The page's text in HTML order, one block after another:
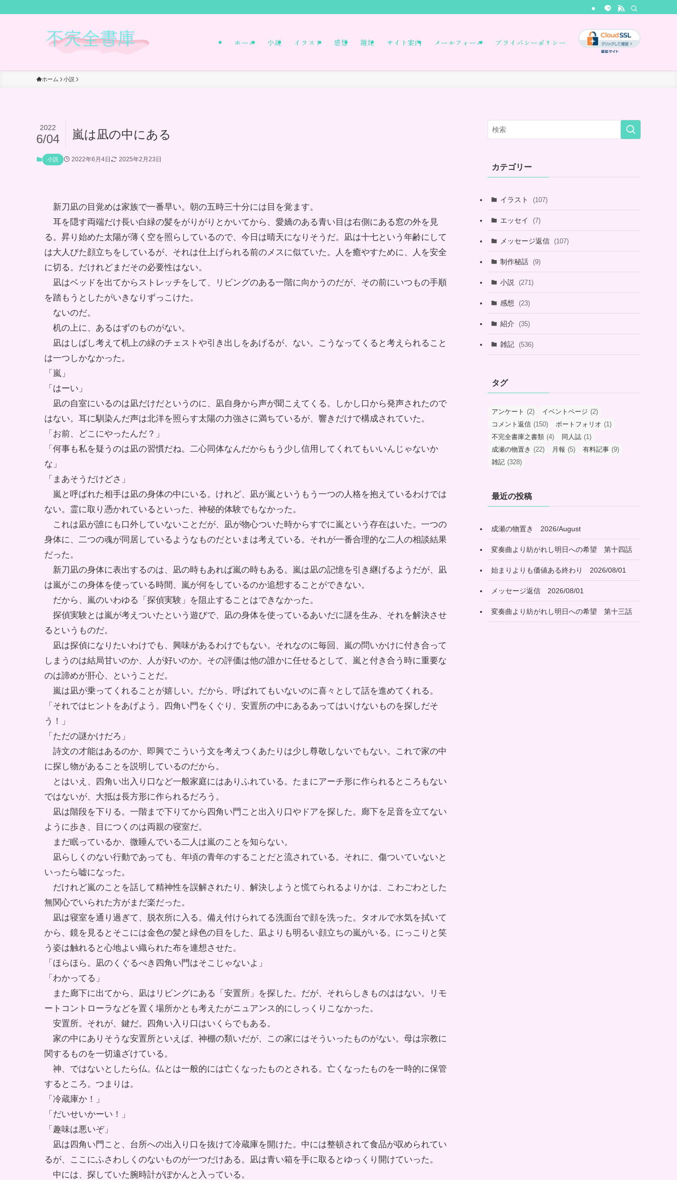
ホーム 小説 イラスト 感想 雑記 サイト案内 メールフォーム プライバシーポリシー
ホーム 小説
嵐は凪の中にある
2022
6/04
小説 2022年6月4日 2025年2月23日
新刀凪の目覚めは家族で一番早い。朝の五時三十分には目を覚ます。
耳を隠す両端だけ長い白緑の髪をがりがりとかいてから、愛嬌のある青い目は右側にある窓の外を見
る。昇り始めた太陽が薄く空を照らしているので、今日は晴天になりそうだ。凪は十七という年齢にして
は大人びた顔立ちをしているが、それは仕上げられる前のメスに似ていた。人を癒やすために、人を安全
に切る。だけれどまだその必要性はない。
凪はベッドを出てからストレッチをして、リビングのある一階に向かうのだが、その前にいつもの手順
を踏もうとしたがいきなりずっこけた。
ないのだ。
机の上に、あるはずのものがない。
凪はしばし考えて机上の緑のチェストや引き出しをあげるが、ない。こうなってくると考えられること
は一つしかなかった。
「嵐」
「はーい」
凪の自室にいるのは凪だけだというのに、凪自身から声が聞こえてくる。しかし口から発声されたので
はない。耳に馴染んだ声は北洋を照らす太陽の力強さに満ちているが、響きだけで構成されていた。
「お前、どこにやったんだ？」
「何事も私を疑うのは凪の習慣だね。二心同体なんだからもう少し信用してくれてもいいんじゃないか
な」
「まあそうだけどさ」
嵐と呼ばれた相手は凪の身体の中にいる。けれど、凪が嵐というもう一つの人格を抱えているわけでは
ない。霊に取り憑かれているといった、神秘的体験でもなかった。
これは凪が誰にも口外していないことだが、凪が物心ついた時からすでに嵐という存在はいた。一つの
身体に、二つの魂が同居しているようなものだといまは考えている。それが一番合理的な二人の相談結果
だった。
新刀凪の身体に表出するのは、凪の時もあれば嵐の時もある。嵐は凪の記憶を引き継げるようだが、凪
は嵐がこの身体を使っている時間、嵐が何をしているのか追想することができない。
だから、嵐のいわゆる「探偵実験」を阻止することはできなかった。
探偵実験とは嵐が考えついたという遊びで、凪の身体を使っているあいだに謎を生み、それを解決させ
るというものだ。
凪は探偵になりたいわけでも、興味があるわけでもない。それなのに毎回、嵐の問いかけに付き合って
しまうのは結局甘いのか、人が好いのか。その評価は他の誰かに任せるとして、嵐と付き合う時に重要な
のは諦めが肝心、ということだ。
嵐は凪が乗ってくれることが嬉しい。だから、呼ばれてもいないのに喜々として話を進めてくれる。
「それではヒントをあげよう。四角い門をくぐり、安置所の中にあるあってはいけないものを探しだそ
う！」
「ただの謎かけだろ」
詩文の才能はあるのか、即興でこういう文を考えつくあたりは少し尊敬しないでもない。これで家の中
に探し物があることを説明しているのだから。
とはいえ、四角い出入り口など一般家庭にはありふれている。たまにアーチ形に作られるところもない
ではないが、大抵は長方形に作られるだろう。
凪は階段を下りる。一階まで下りてから四角い門こと出入り口やドアを探した。廊下を足音を立てない
ように歩き、目につくのは両親の寝室だ。
まだ眠っているか、微睡んでいる二人は嵐のことを知らない。
凪らしくのない行動であっても、年頃の青年のすることだと流されている。それに、傷ついていないと
いったら嘘になった。
だけれど嵐のことを話して精神性を誤解されたり、解決しようと慌てられるよりかは、こわごわとした
無関心でいられた方がまだ楽だった。
凪は寝室を通り過ぎて、脱衣所に入る。備え付けられてる洗面台で顔を洗った。タオルで水気を拭いて
から、鏡を見るとそこには金色の髪と緑色の目をした、凪よりも明るい顔立ちの嵐がいる。にっこりと笑
う姿は触れると心地よい織られた布を連想させた。
「ほらほら。凪のくぐるべき四角い門はそこじゃないよ」
「わかってる」
また廊下に出てから、凪はリビングにある「安置所」を探した。だが、それらしきものははない。リモ
ートコントローラなどを置く場所かとも考えたがニュアンス的にしっくりこなかった。
安置所。それが、鍵だ。四角い入り口はいくらでもある。
家の中にありそうな安置所といえば、神棚の類いだが、この家にはそういったものがない。母は宗教に
関するものを一切遠ざけている。
神、ではないとしたら仏。仏とは一般的には亡くなったものとされる。亡くなったものを一時的に保管
するところ。つまりは。
「冷蔵庫か！」
「だいせいかーい！」
「趣味は悪いぞ」
凪は四角い門こと、台所への出入り口を抜けて冷蔵庫を開けた。中には整頓されて食品が収められてい
るが、ここにふさわしくのないものが一つだけある。凪は青い箱を手に取るとゆっくり開けていった。
中には、探していた腕時計がぽかんと入っている。
カテゴリー
イラスト (107)
エッセイ (7)
メッセージ返信 (107)
制作秘話 (9)
小説 (271)
感想 (23)
紹介 (35)
雑記 (536)
タグ
アンケート (2) イベントページ (2)
コメント返信 (150) ポートフォリオ (1)
不完全書庫之書類 (4) 同人誌 (1)
成瀬の物置き (22) 月報 (5) 有料記事 (9)
雑記 (328)
最近の投稿
成瀬の物置き 2026/August
変奏曲より紡がれし明日への希望 第十四話
始まりよりも価値ある終わり 2026/08/01
メッセージ返信 2026/08/01
変奏曲より紡がれし明日への希望 第十三話